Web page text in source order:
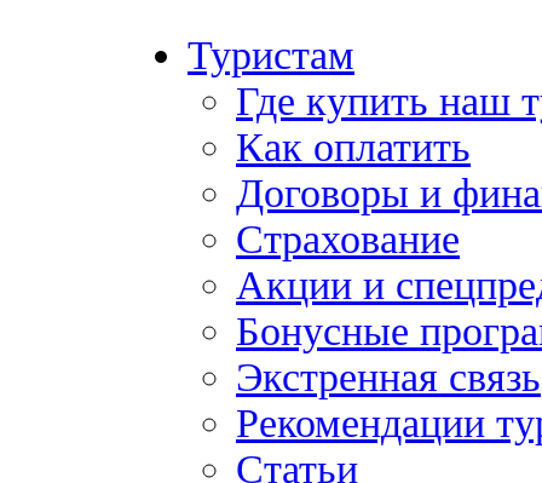
Туристам
Где купить наш
Как оплатить
Договоры и
Страхование
Акции и
Бонусные
Экстренная связь
Рекомендации
Статьи